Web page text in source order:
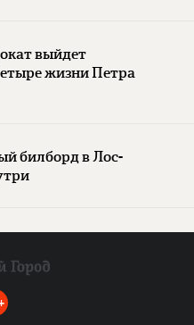
выйдет
жизни Петра
билборд в Лос-